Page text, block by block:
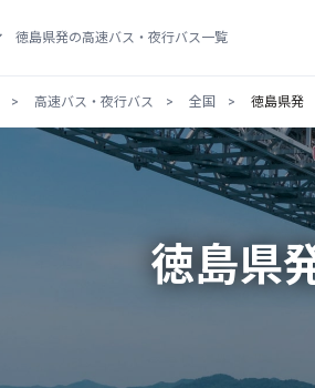
徳島県発の高速バス・夜行バス一覧
高速バス・夜行バス 全国 徳島県発
徳島県